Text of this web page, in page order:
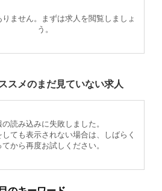
りません。まずは求人を閲覧しましょ
う。
スメのまだ見ていない求人
の読み込みに失敗しました。
ても表示されない場合は、しばらく
てから再度お試しください。